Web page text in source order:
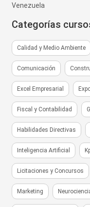
Venezuela
Categorías
Calidad y Medio Ambiente
Comunicación
Excel Empresarial
Fiscal y Contabilidad
Habilidades Directivas
Inteligencia Artificial
Licitaciones y Concursos
Marketing